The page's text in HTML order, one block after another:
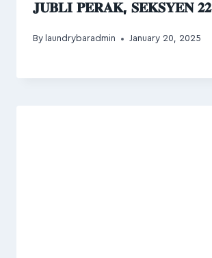
𝐉𝐔𝐁𝐋𝐈 𝐏𝐄𝐑𝐀𝐊, 𝐒𝐄𝐊𝐒𝐘𝐄𝐍 𝟐𝟐
By laundrybaradmin January 20, 2025